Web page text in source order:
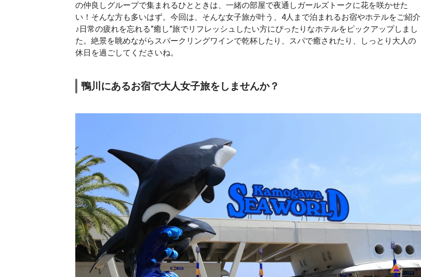
の仲良しグループで集まれるひとときは、一緒の部屋で夜通しガールズトークに花を咲かせた
い！そんな方も多いはず。今回は、そんな女子旅が叶う、4人まで泊まれるお宿やホテルをご紹介
♪日常の疲れを忘れる”癒し”旅でリフレッシュしたい方にぴったりなホテルをピックアップしまし
た。絶景を眺めながらスパークリングワインで乾杯したり、スパで癒されたり、しっとり大人の
休日を過ごしてくださいね。
鴨川にあるお宿で大人女子旅をしませんか？